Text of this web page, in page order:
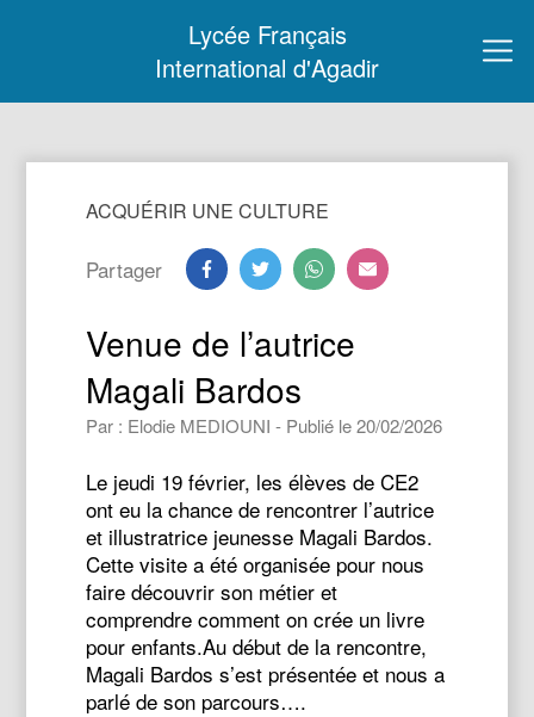
Lycée Français
International d'Agadir
ACQUÉRIR UNE CULTURE
Partager
Venue de l’autrice
Magali Bardos
Par : Elodie MEDIOUNI - Publié le 20/02/2026
Le jeudi 19 février, les élèves de CE2
ont eu la chance de rencontrer l’autrice
et illustratrice jeunesse Magali Bardos.
Cette visite a été organisée pour nous
faire découvrir son métier et
comprendre comment on crée un livre
pour enfants.Au début de la rencontre,
Magali Bardos s’est présentée et nous a
parlé de son parcours….